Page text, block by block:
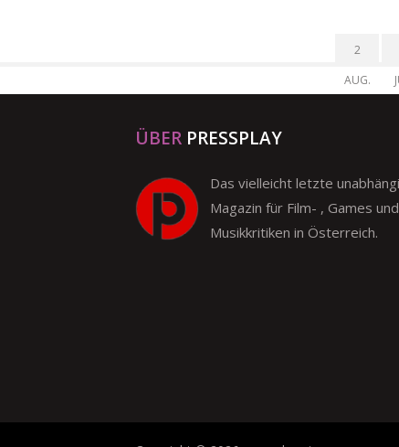
2
AUG.
ÜBER PRESSPLAY
Das vielleicht letzte
Magazin für Film- , Games und
Musikkritiken in Österreich.